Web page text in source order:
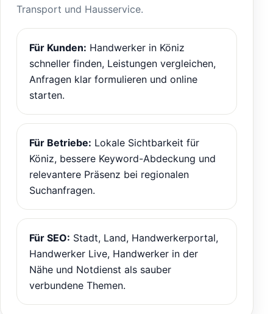
Transport und Hausservice.
Für Kunden: Handwerker in Köniz
schneller finden, Leistungen vergleichen,
Anfragen klar formulieren und online
starten.
Für Betriebe: Lokale Sichtbarkeit für
Köniz, bessere Keyword-Abdeckung und
relevantere Präsenz bei regionalen
Suchanfragen.
Für SEO: Stadt, Land, Handwerkerportal,
Handwerker Live, Handwerker in der
Nähe und Notdienst als sauber
verbundene Themen.